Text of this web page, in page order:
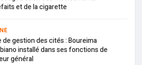
et de la cigarette
de gestion des cités : Boureima
installé dans ses fonctions de
général